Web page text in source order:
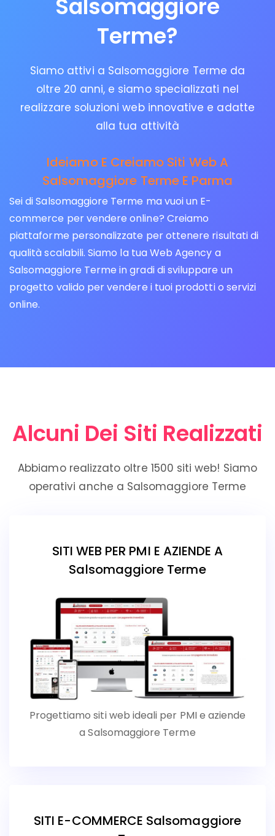
Salsomaggiore
Terme?
Siamo attivi a Salsomaggiore Terme da
oltre 20 anni, e siamo specializzati nel
realizzare soluzioni web innovative e adatte
alla tua attività
Ideiamo E Creiamo Siti Web A
Salsomaggiore Terme E Parma
Sei di Salsomaggiore Terme ma vuoi un E-
commerce per vendere online? Creiamo
piattaforme personalizzate per ottenere risultati di
qualità scalabili. Siamo la tua Web Agency a
Salsomaggiore Terme in gradi di sviluppare un
progetto valido per vendere i tuoi prodotti o servizi
online.
Alcuni Dei Siti Realizzati
Abbiamo realizzato oltre 1500 siti web! Siamo
operativi anche a Salsomaggiore Terme
SITI WEB PER PMI E AZIENDE A
Salsomaggiore Terme
Progettiamo siti web ideali per PMI e aziende
a Salsomaggiore Terme
SITI E-COMMERCE Salsomaggiore